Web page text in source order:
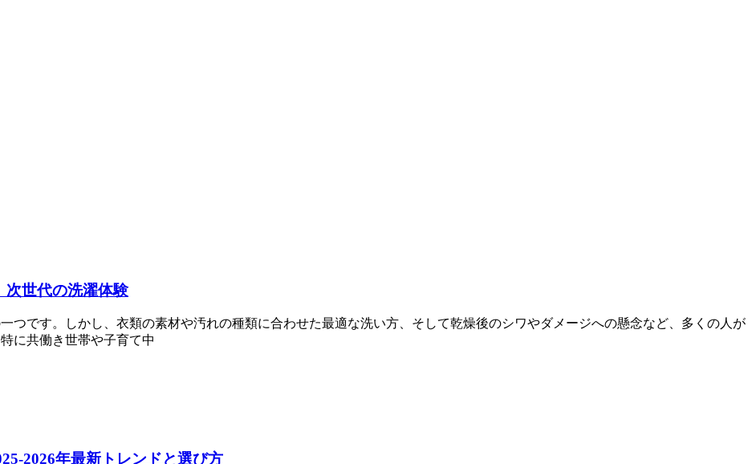
次世代の洗濯体験
つです。しかし、衣類の素材や汚れの種類に合わせた最適な洗い方、そして乾燥後のシワやダメージへの懸念など、多くの人が
に共働き世帯や子育て中
2026年最新トレンドと選び方